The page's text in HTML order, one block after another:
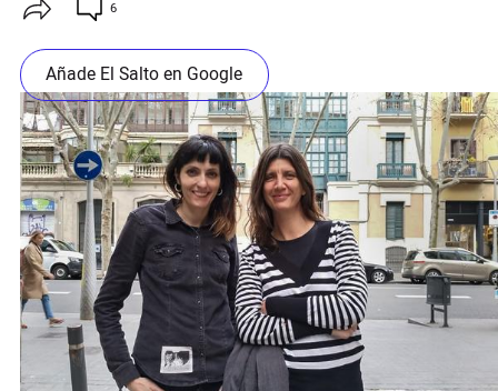
6
Añade El Salto en Google